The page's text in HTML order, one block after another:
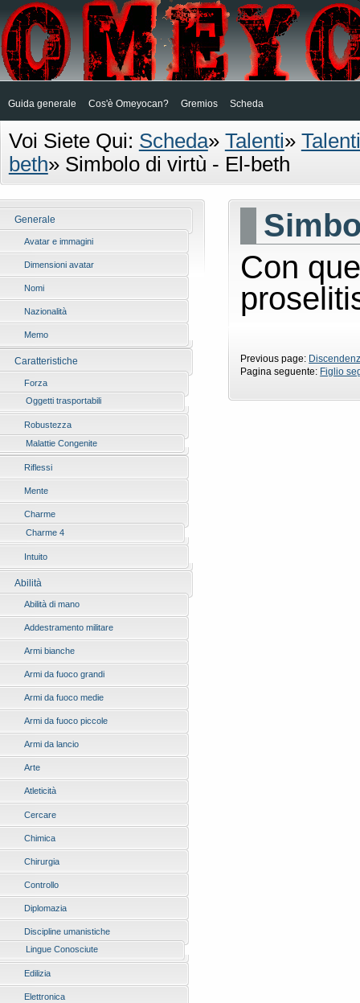
Guida generale Cos'è Omeyocan? Gremios Scheda
Voi Siete Qui: Scheda» Talenti»
beth» Simbolo di virtù - El-beth
Generale
Avatar e immagini
Dimensioni avatar
Nomi
Nazionalità
Memo
Caratteristiche
Forza
Oggetti trasportabili
Robustezza
Malattie Congenite
Riflessi
Mente
Charme
Charme 4
Intuito
Abilità
Abilità di mano
Addestramento militare
Armi bianche
Armi da fuoco grandi
Armi da fuoco medie
Armi da fuoco piccole
Armi da lancio
Arte
Atleticità
Cercare
Chimica
Chirurgia
Controllo
Diplomazia
Discipline umanistiche
Lingue Conosciute
Edilizia
Elettronica
Con
Previous page:
Pagina seguente: Figlio